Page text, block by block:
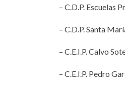
– C.D.P. Escuelas
– C.D.P. Santa
– C.E.I.P. Calvo
– C.E.I.P. Pedro